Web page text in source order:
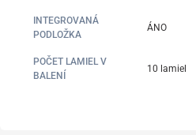
INTEGROVANÁ
PODLOŽKA
ÁNO
POČET LAMIEL V
BALENÍ
10 lamiel